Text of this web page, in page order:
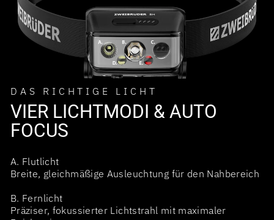
DAS RICHTIGE LICHT
VIER LICHTMODI & AUTO
FOCUS
A. Flutlicht
Breite, gleichmäßige Ausleuchtung für den Nahbereich
B. Fernlicht
Präziser, fokussierter Lichtstrahl mit maximaler